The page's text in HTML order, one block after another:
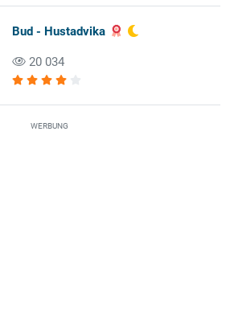
Bud - Hustadvika
20 034
WERBUNG